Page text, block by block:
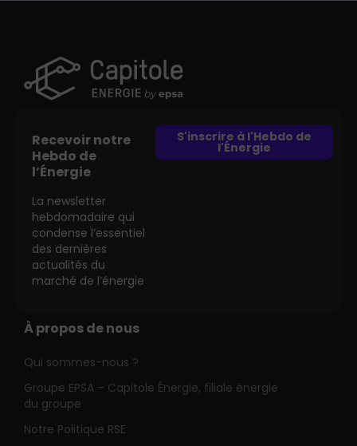
Recevoir notre
Hebdo de
l’Énergie
La newsletter
hebdomadaire qui
condense l’essentiel
des dernières
actualités du
marché de l’énergie
S'inscrire à l'Hebdo de
l'Énergie
À propos de nous
Qui sommes-nous ?
Groupe EPSA – Capitole Énergie, filiale énergie
du groupe
Notre Politique RSE